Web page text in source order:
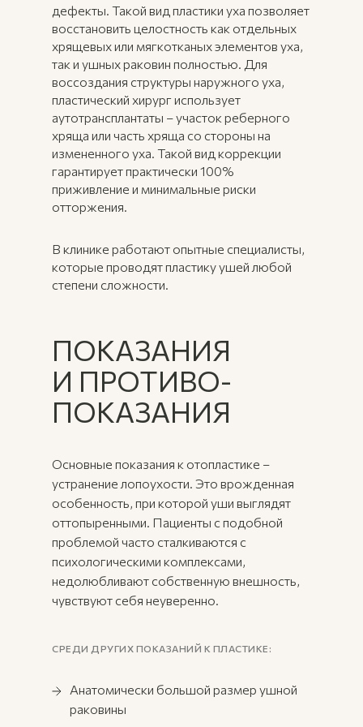
дефекты. Такой вид пластики уха позволяет
восстановить целостность как отдельных
хрящевых или мягкотканых элементов уха,
так и ушных раковин полностью. Для
воссоздания структуры наружного уха,
пластический хирург использует
аутотрансплантаты – участок реберного
хряща или часть хряща со стороны на
измененного уха. Такой вид коррекции
гарантирует практически 100%
приживление и минимальные риски
отторжения.
В клинике работают опытные специалисты,
которые проводят пластику ушей любой
степени сложности.
ПОКАЗАНИЯ
И
Основные показания к отопластике –
устранение лопоухости. Это врожденная
особенность, при которой уши выглядят
оттопыренными. Пациенты с подобной
проблемой часто сталкиваются с
психологическими комплексами,
недолюбливают собственную внешность,
чувствуют себя неуверенно.
Анатомически большой размер ушной
раковины
СРЕДИ ДРУГИХ ПОКАЗАНИЙ К ПЛАСТИКЕ:
ПОКАЗАНИЯ
И ПРОТИВО-
ПОКАЗАНИЯ